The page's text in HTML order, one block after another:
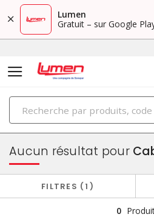
Lumen
Gratuit – sur Google
boîtiers et cabinets
Aucun résultat pour
FILTRES 1
0